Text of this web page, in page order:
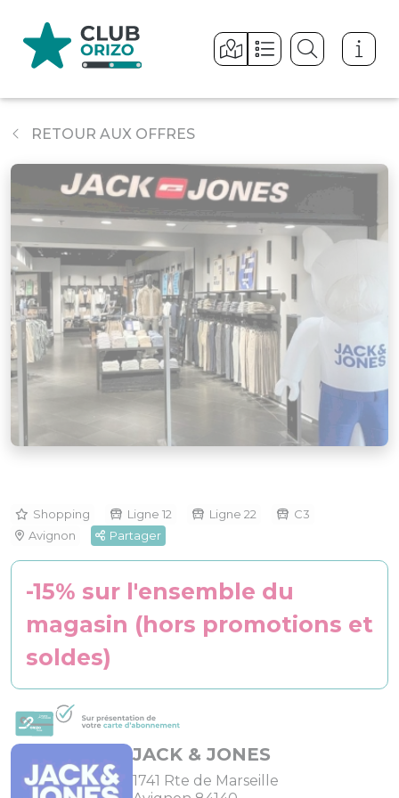
RETOUR AUX OFFRES
Shopping Ligne 12 Ligne 22
C3
Avignon
Partager
-15% sur l'ensemble du
magasin (hors promotions et
soldes)
JACK & JONES
1741 Rte de Marseille